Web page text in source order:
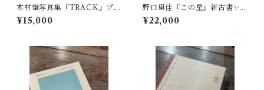
木村肇写真集『TRACK』プリ
ント付き（インクジェット）
¥15,000
野口里佳『この星』新古書✨帯
付き
¥22,000